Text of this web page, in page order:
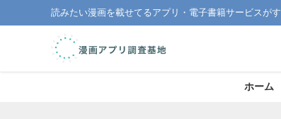
読みたい漫画を載せてるアプリ・電子書籍サービスが
ホーム